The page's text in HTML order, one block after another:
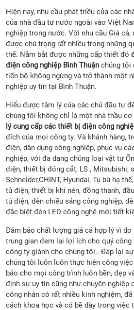
Hiện nay, nhu cầu phát triều của các
của nhà đầu tư nước ngoài vào Việt
nghiệp trong nước. Với nhu cầu Giá
được chú trọng rất nhiều trong những
thế. Nắm bắt được những cấp thiết đó
điện công nghiệp Bình Thuận chúng tôi
tiến bộ không ngừng và trở thành một
nghiệp uy tín tại Bình Thuận.
Hiểu được tâm lý của các chủ đầu tư
chúng tôi không chỉ là một nhà thầu
lý cung cấp các thiết bị điện công
đích của mọi công ty. Và khánh hàng,
điện, dân dụng công nghiệp, phục vụ
nghiệp, với đa dạng chủng loại vật tư
điện, thiết bị đóng cắt, LS , Mitsubishi,
Schneider,CHINT, Hyundai, Tụ bù hạ
tủ điện, thiết bị khí nén, đồng thanh,
tủ điện, đèn chiếu sáng công nghiệp,
đặc biệt đèn LED công nghệ mới tiết
Đảm bảo chất lượng giá cả hợp lý vì do
trung gian đem lại lợi ích cho quý
công ty giành cho chúng tôi.. Đáp lại
chúng tôi luôn luôn thực hiên công
bảo cho mọi công trình luôn bền, đẹp
định sự uy tín cũng như chuyên nghiệp
công nhân có rất nhiều kinh nghiệm,
cách khoa học và có bề dày trong việc